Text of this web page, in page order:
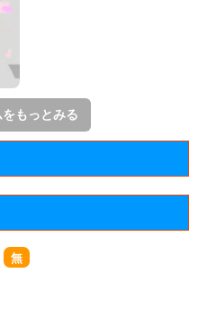
もっとみる
無